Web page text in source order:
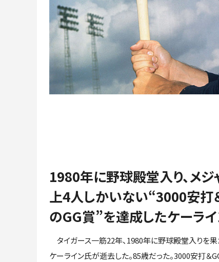
1980年に野球殿堂入り、メジ
上4人しかいない“3000安打
のGG賞”を達成したケーラ
タイガース一筋22年、1980年に野球殿堂入りを果
ケーライン氏が逝去した。85歳だった。3000安打＆